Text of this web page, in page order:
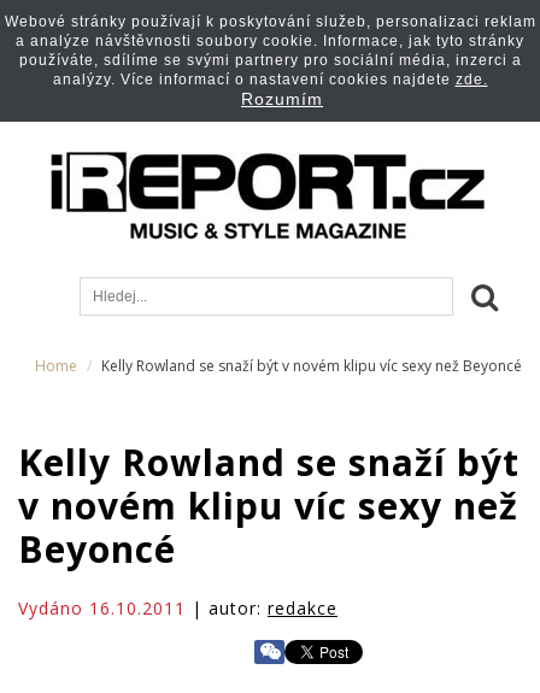
Home Kelly Rowland se snaží být v novém klipu víc sexy než Beyoncé
Kelly Rowland se snaží být
v novém klipu víc sexy než
Beyoncé
Vydáno 16.10.2011 | autor: redakce
Webové stránky používají k poskytování služeb, personalizaci reklam
a analýze návštěvnosti soubory cookie. Informace, jak tyto stránky
používáte, sdílíme se svými partnery pro sociální média, inzerci a
analýzy. Více informací o nastavení cookies najdete zde.
Rozumím